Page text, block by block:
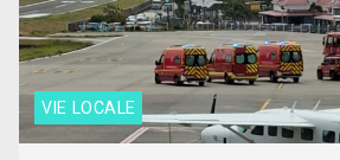
VIE LOCALE